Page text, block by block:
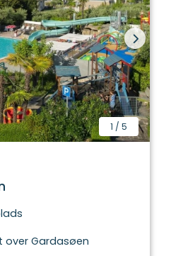
1 / 5
over Gardasøen